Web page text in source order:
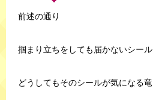
前述の通り
掴まり立ちをしても届かないシール
どうしてもそのシールが気になる竜